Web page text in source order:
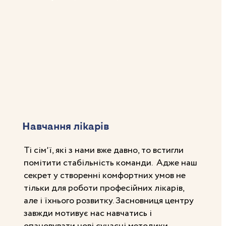
Ті сімʼї, які з нами вже давно, то встигли
помітити стабільність команди. Адже наш
секрет у створенні комфортних умов не
тільки для роботи професійних лікарів,
але і їхнього розвитку. Засновниця центру
завжди мотивує нас навчатись і
Навчання лікарів